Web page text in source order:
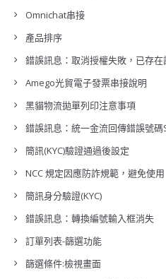
Omnichat串接
產品排序
錯誤訊息：取消授權失敗，已存在
Amego光貿電子發票串接說明
黑貓物流拋單列印注意事項
錯誤訊息：統一金流回傳錯誤號碼
簡訊(KYC)驗證通過後設定
NCC 規定因應防詐規範，避免使
簡訊身分驗證(KYC)
錯誤訊息：轉換編號輸入框消失
訂單列表-篩選功能
篩選條件:檢視畫面